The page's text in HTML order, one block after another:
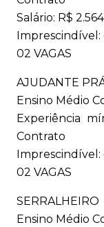
Salário: R$
02 VAGAS
AJUDANTE
Ensino Médio
Experiência
Contrato
02 VAGAS
SERRALHEIRO
Ensino Médio